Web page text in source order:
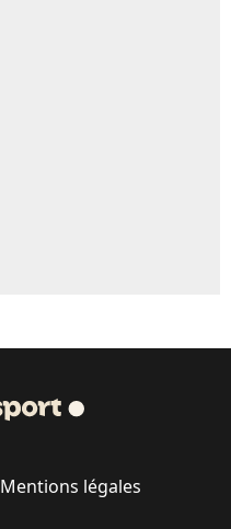
Mentions légales